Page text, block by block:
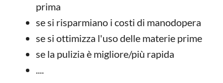
prima
se si risparmiano i costi di manodopera
se si ottimizza l'uso delle materie prime
se la pulizia è migliore/più rapida
....